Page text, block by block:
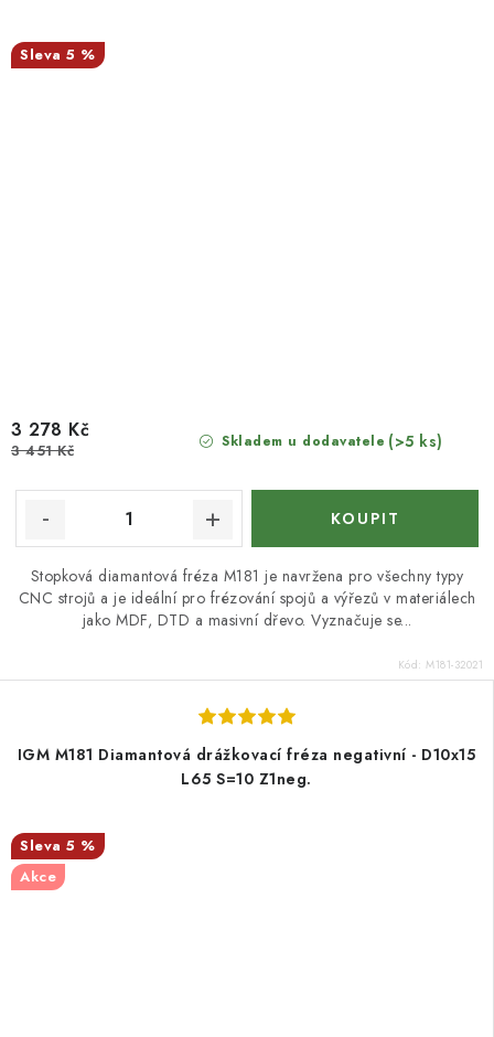
5 %
Skladem u dodavatele (>5 ks)
3 278 Kč
3 451 Kč
Stopková diamantová fréza M181 je navržena pro všechny typy
CNC strojů a je ideální pro frézování spojů a výřezů v materiálech
jako MDF, DTD a masivní dřevo. Vyznačuje se...
Kód: M181-32021
IGM M181 Diamantová drážkovací fréza negativní - D10x15
L65 S=10 Z1neg.
5 %
Akce